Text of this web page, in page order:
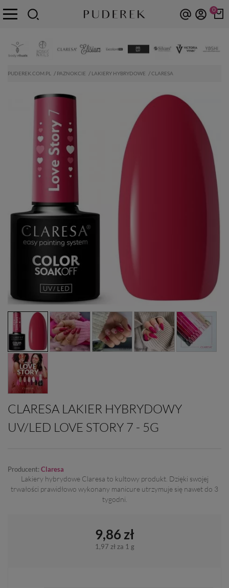
0
PUDEREK.COM.PL PAZNOKCIE LAKIERY HYBRYDOWE CLARESA
CLARESA LAKIER HYBRYDOWY
UV/LED LOVE STORY 7 - 5G
Producent: Claresa
Lakiery hybrydowe Claresa to kultowy produkt. Dzięki swojej
trwałości prawidłowo wykonany manicure utrzymuje się nawet do 3
tygodni.
9,86 zł
1,97 złza 1 g